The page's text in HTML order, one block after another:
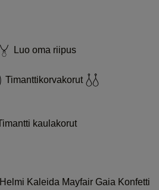
Luo oma riipus
Timanttikorvakorut
kaulakorut
Helmi Kaleida Mayfair Gaia Konfetti